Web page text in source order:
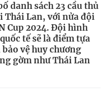
danh sách 23 cầu thủ
Thái Lan, với nửa đội
Cup 2024. Đội hình
tế sẽ là điểm tựa
vệ huy chương
gờm như Thái Lan